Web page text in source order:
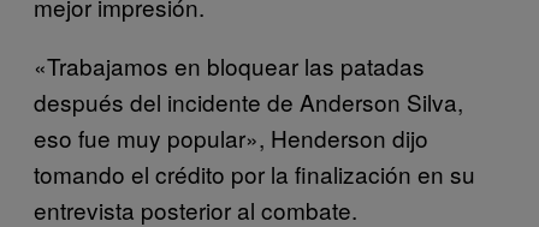
«Trabajamos en bloquear las patadas
después del incidente de Anderson Silva,
eso fue muy popular», Henderson dijo
tomando el crédito por la finalización en su
entrevista posterior al combate.